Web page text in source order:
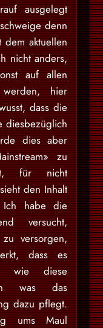
ausgelegt
denn
aktuellen
nicht anders,
auf allen
hier
dass die
diesbezüglich
dies aber
zu
für nicht
den Inhalt
Ich habe die
versucht,
versorgen,
dass es
wie diese
was das
dazu pflegt.
ums Maul